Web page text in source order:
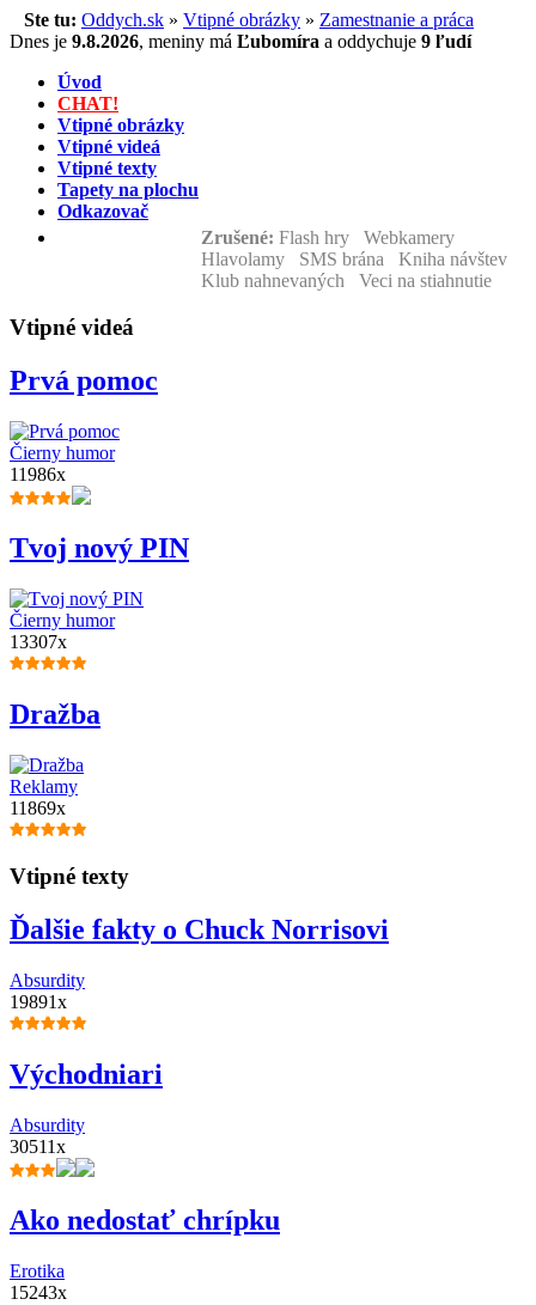
Ste tu: Oddych.sk » Vtipné obrázky » Zamestnanie a práca
Dnes je 9.8.2026, meniny má Ľubomíra a oddychuje 9 ľudí
Úvod
CHAT!
Vtipné obrázky
Vtipné videá
Vtipné texty
Tapety na plochu
Odkazovač
Zrušené: Flash hry Webkamery
Hlavolamy SMS brána Kniha návštev
Klub nahnevaných Veci na stiahnutie
Vtipné videá
Prvá pomoc
Čierny humor
11986x
Tvoj nový PIN
Čierny humor
13307x
Dražba
Reklamy
11869x
Vtipné texty
Ďalšie fakty o Chuck Norrisovi
Absurdity
19891x
Východniari
Absurdity
30511x
Ako nedostať chrípku
Erotika
15243x